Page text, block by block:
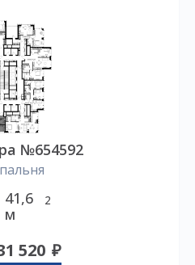
№654592
41,6
м
2
520